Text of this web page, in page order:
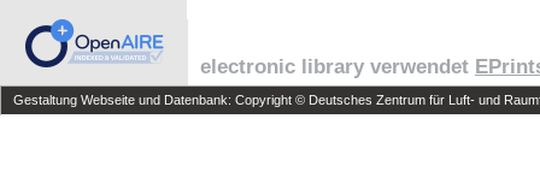
electronic library verwendet
Gestaltung Webseite und Datenbank: Copyright © Deutsches Zentrum für Luft- und